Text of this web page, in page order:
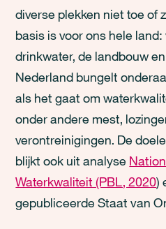
diverse plekken niet toe of
basis is voor ons hele
drinkwater, de landbouw
Nederland bungelt
als het gaat om
onder andere mest,
verontreinigingen. De
blijkt ook uit analyse
Waterkwaliteit (PBL, 2020)
gepubliceerde Staat van